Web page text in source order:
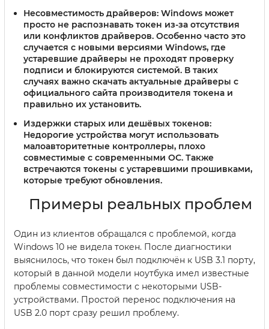
Несовместимость драйверов: Windows может
просто не распознавать токен из-за отсутствия
или конфликтов драйверов. Особенно часто это
случается с новыми версиями Windows, где
устаревшие драйверы не проходят проверку
подписи и блокируются системой. В таких
случаях важно скачать актуальные драйверы с
официального сайта производителя токена и
правильно их установить.
Издержки старых или дешёвых токенов:
Недорогие устройства могут использовать
малоавторитетные контроллеры, плохо
совместимые с современными ОС. Также
встречаются токены с устаревшими прошивками,
которые требуют обновления.
Примеры реальных проблем
Один из клиентов обращался с проблемой, когда
Windows 10 не видела токен. После диагностики
выяснилось, что токен был подключён к USB 3.1 порту,
который в данной модели ноутбука имел известные
проблемы совместимости с некоторыми USB-
устройствами. Простой перенос подключения на
USB 2.0 порт сразу решил проблему.